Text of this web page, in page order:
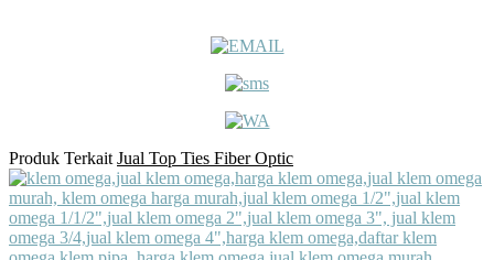
Produk Terkait Jual Top Ties Fiber Optic